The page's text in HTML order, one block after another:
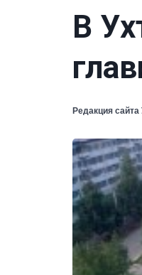
В
Редакция сайта